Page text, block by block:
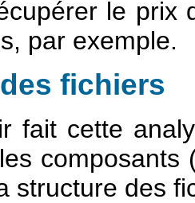
le prix
par exemple.
fichiers
fait cette
structure des